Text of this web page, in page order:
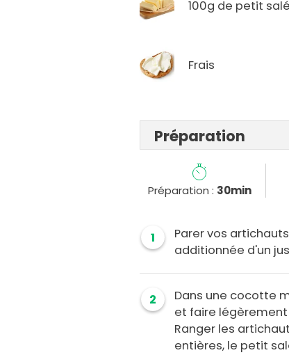
100g de petit salé
Frais
Préparation
Préparation : 30min
1
Parer vos
additionnée d'un
2
Dans une cocotte
et faire
Ranger les
entières, le petit